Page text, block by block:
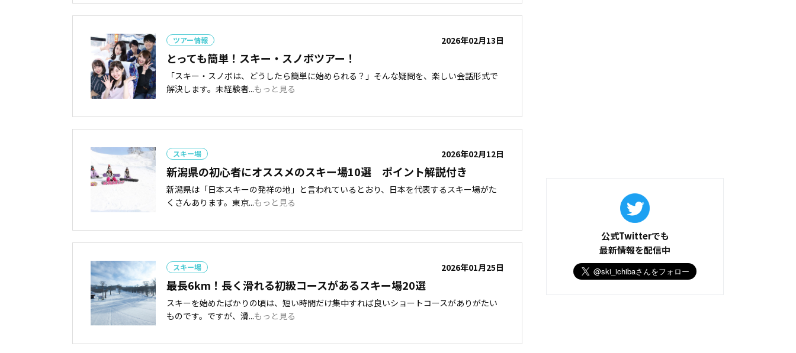
ツアー情報 2026年02月13日
とっても簡単！スキー・スノボツアー！
「スキー・スノボは、どうしたら簡単に始められる？」そんな疑問を、楽しい会話形式で
解決します。未経験者...もっと見る
スキー場 2026年02月12日
新潟県の初心者にオススメのスキー場10選 ポイント解説付き
新潟県は「日本スキーの発祥の地」と言われているとおり、日本を代表するスキー場がた
くさんあります。東京...もっと見る
スキー場 2026年01月25日
最長6km！長く滑れる初級コースがあるスキー場20選
スキーを始めたばかりの頃は、短い時間だけ集中すれば良いショートコースがありがたい
ものです。ですが、滑...もっと見る
公式Twitterでも
最新情報を配信中